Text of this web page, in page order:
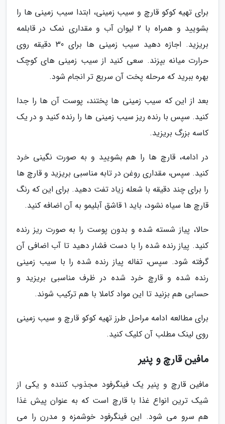
برای تهیه کوکو قارچ و سیب زمینی، ابتدا سیب زمینی ها را
بشویید و همراه با 2 لیوان آب و مقداری نمک در قابلمه
بریزید. اجازه دهید سیب زمینی ها برای 30 دقیقه روی
حرارت میانه بپزند. سعی کنید از سیب زمینی های کوچک
بهره ببرید که مرحله پخت آن سریع تر انجام شود.
بعد از این که سیب زمینی ها پختند، پوست آن ها را جدا
کنید. سپس با رنده ریز سیب زمینی ها را رنده کنید و در یک
کاسه بزرگ بریزید.
در ادامه، قارچ ها را هم بشویید و به صورت نگینی خرد
کنید. سپس، مقداری روغن در تابه مناسبی بریزید و قارچ ها
را برای چند دقیقه با شعله زیاد تفت دهید. برای این که رنگ
قارچ ها سیاه نشود، باید 1 قاشق آبلیمو به آن اضافه کنید.
حالا، پیاز شسته شده و بدون پوست را به صورت ریز رنده
کنید. پیاز رنده شده را با دست فشار دهید تا آب اضافی آن
گرفته شود. سپس، تفاله پیاز رنده شده را با سیب زمینی
رنده شده و قارچ خرد شده در ظرف مناسبی بریزید و
حسابی هم بزنید تا این مواد کاملا با هم ترکیب شوند.
برای مطالعه ادامه مراحل طرز تهیه کوکو قارچ و سیب زمینی
روی لینک مطلب آن کلیک کنید.
مافین قارچ و پنیر
مافین قارچ و پنیر یک فینگرفود مجذوب کننده و یکی از
شیک ترین انواع غذا با قارچ است که به عنوان پیش غذا
هم سرو می شود. این فینگرفود خوشمزه و مدرن را می